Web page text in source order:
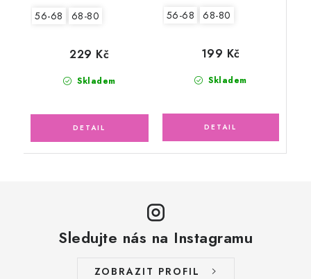
56-68 68-80
Skladem
229 Kč
56-68 68-80
Skladem
199 Kč
Sledujte nás na Instagramu
ZOBRAZIT PROFIL